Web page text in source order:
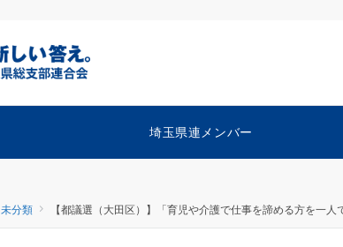
埼玉県連メンバー
未分類 【都議選（大田区）】「育児や介護で仕事を諦める方を一